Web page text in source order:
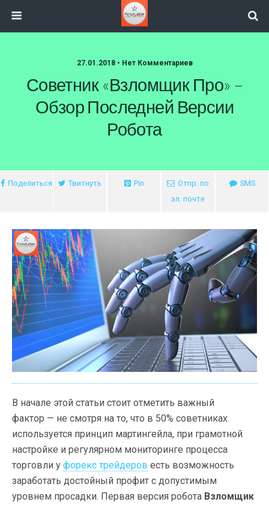
27.01.2018 • Нет Комментариев
Советник «Взломщик Про» –
Обзор Последней Версии
Робота
Поделиться Твитнуть Pin
Отпр. по
эл. почте
SMS
В начале этой статьи стоит отметить важный
фактор — не смотря на то, что в 50% советниках
используется принцип мартингейла, при грамотной
настройке и регулярном мониторинге процесса
торговли у форекс трейдеров есть возможность
заработать достойный профит с допустимым
уровнем просадки. Первая версия робота Взломщик